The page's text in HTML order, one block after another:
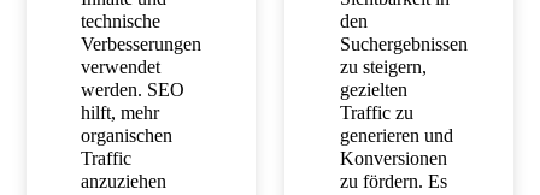
technische
Verbesserungen
verwendet
werden. SEO
hilft, mehr
organischen
Traffic
anzuziehen
den
Suchergebnissen
zu steigern,
gezielten
Traffic zu
generieren und
Konversionen
zu fördern. Es